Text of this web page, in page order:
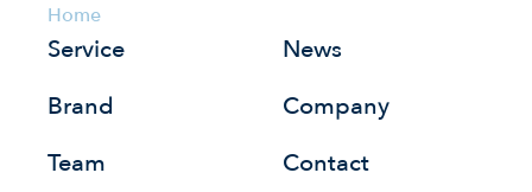
Home
Service
News
Brand
Company
Team
Contact